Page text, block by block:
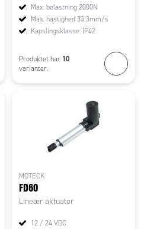
Max. belastning 2000N
Max. hastighed 33.3mm/s
Kapslingsklasse: IP42
Produktet har 10
varianter.
MOTECK
FD60
Lineær aktuator
12 / 24 VDC